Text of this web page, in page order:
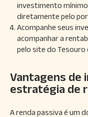
investimento
diretamente pelo
Acompanhe seus
acompanhar a
pelo site do
Vantagens de
estratégia de
A renda passiva é um